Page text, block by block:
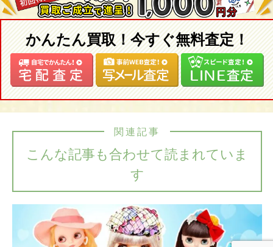
かんたん買取！今すぐ無料査定！
こんな記事も合わせて読まれていま
す
関連記事